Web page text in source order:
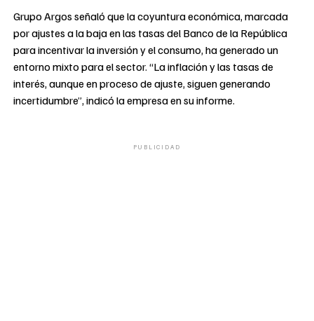
Grupo Argos señaló que la coyuntura económica, marcada
por ajustes a la baja en las tasas del Banco de la República
para incentivar la inversión y el consumo, ha generado un
entorno mixto para el sector. “La inflación y las tasas de
interés, aunque en proceso de ajuste, siguen generando
incertidumbre”, indicó la empresa en su informe.
PUBLICIDAD